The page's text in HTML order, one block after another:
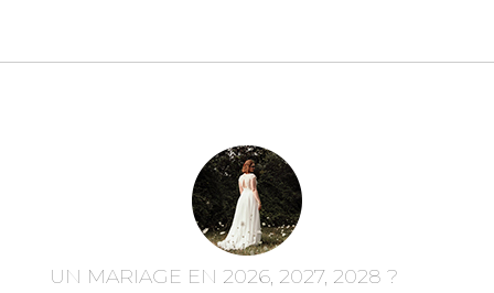
UN MARIAGE EN 2026, 2027, 2028 ?